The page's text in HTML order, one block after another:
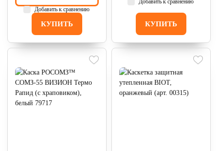
КУПИТЬ
Добавить к сравнению
КУПИТЬ
Добавить к сравнению